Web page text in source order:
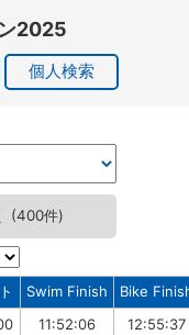
2025
個人検索
(400件)
Swim Finish
Bike
11:52:06
12:55:37